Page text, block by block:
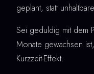
geplant, statt
Sei geduldig mit dem
Monate gewachsen
Kurzzeit-Effekt.